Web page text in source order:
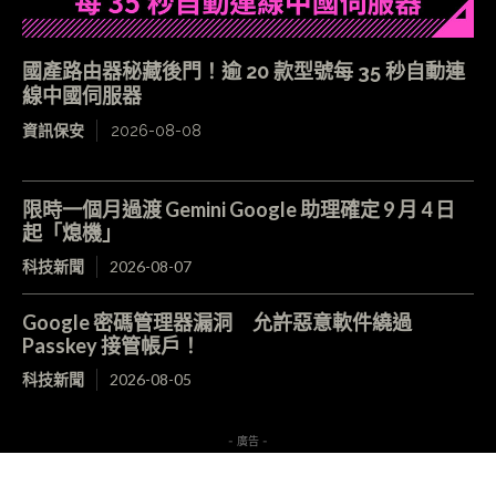
國產路由器秘藏後門！逾 20 款型號每 35 秒自動連
線中國伺服器
資訊保安 2026-08-08
限時一個月過渡 Gemini Google 助理確定 9 月 4 日
起「熄機」
科技新聞 2026-08-07
Google 密碼管理器漏洞 允許惡意軟件繞過
Passkey 接管帳戶！
科技新聞 2026-08-05
- 廣告 -